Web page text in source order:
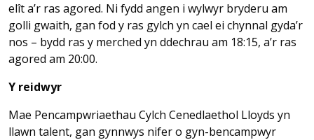
elît a’r ras agored. Ni fydd angen i wylwyr bryderu am
golli gwaith, gan fod y ras gylch yn cael ei chynnal gyda’r
nos – bydd ras y merched yn ddechrau am 18:15, a’r ras
agored am 20:00.
Y reidwyr
Mae Pencampwriaethau Cylch Cenedlaethol Lloyds yn
llawn talent, gan gynnwys nifer o gyn-bencampwyr